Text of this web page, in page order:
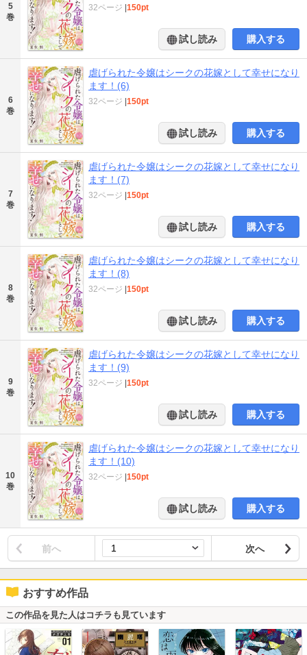
5
巻
32ページ |150pt
試し読み 購入する
6
巻
虐げられた令嬢はシークの花嫁として幸せになり
ます！(6)
32ページ |150pt
試し読み 購入する
7
巻
虐げられた令嬢はシークの花嫁として幸せになり
ます！(7)
32ページ |150pt
試し読み 購入する
8
巻
虐げられた令嬢はシークの花嫁として幸せになり
ます！(8)
32ページ |150pt
試し読み 購入する
9
巻
虐げられた令嬢はシークの花嫁として幸せになり
ます！(9)
32ページ |150pt
試し読み 購入する
10
巻
虐げられた令嬢はシークの花嫁として幸せになり
ます！(10)
32ページ |150pt
試し読み 購入する
前へ 次へ
おすすめ作品
この作品を見た人はコチラも見ています